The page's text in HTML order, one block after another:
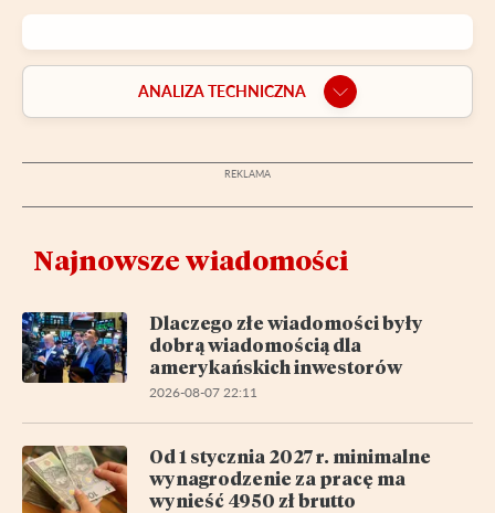
ANALIZA TECHNICZNA
Najnowsze wiadomości
Dlaczego złe wiadomości były
dobrą wiadomością dla
amerykańskich inwestorów
2026-08-07 22:11
Od 1 stycznia 2027 r. minimalne
wynagrodzenie za pracę ma
wynieść 4950 zł brutto